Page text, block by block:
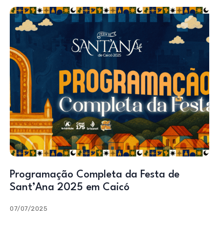
Programação Completa da Festa de
Sant’Ana 2025 em Caicó
07/07/2025